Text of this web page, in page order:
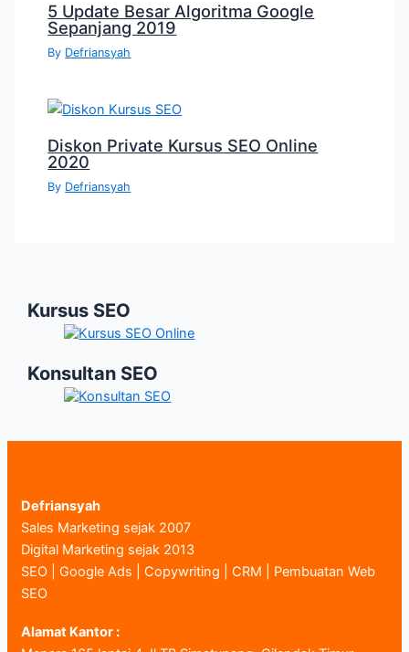
5 Update Besar Algoritma Google
Sepanjang 2019
By Defriansyah
Diskon Private Kursus SEO Online
2020
By Defriansyah
Kursus SEO
Konsultan SEO
Defriansyah
Sales Marketing sejak 2007
Digital Marketing sejak 2013
SEO | Google Ads | Copywriting | CRM | Pembuatan Web
SEO
Alamat Kantor :